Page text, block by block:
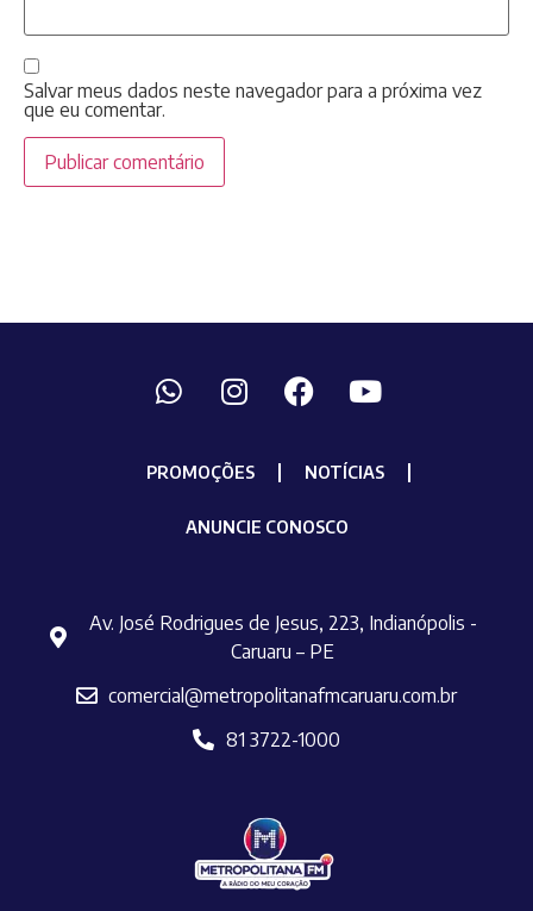
Salvar meus dados neste navegador para a próxima vez
que eu comentar.
PROMOÇÕES NOTÍCIAS
ANUNCIE CONOSCO
Av. José Rodrigues de Jesus, 223, Indianópolis -
Caruaru – PE
comercial@metropolitanafmcaruaru.com.br
81 3722-1000